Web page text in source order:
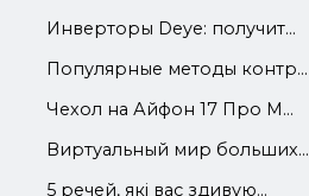
Инверторы Deye: получит...
Популярные методы контр...
Чехол на Айфон 17 Про М...
Виртуальный мир больших...
5 речей, які вас здивую...